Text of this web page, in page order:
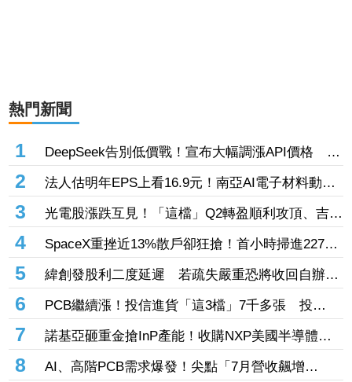
熱門新聞
1
DeepSeek告別低價戰！宣布大幅調漲API價格 AI
商業化邁入新階段
2
法人估明年EPS上看16.9元！南亞AI電子材料動能
強 投信卻撤出2.1億元逾2千張
3
光電股漲跌互見！「這檔」Q2轉盈順利攻頂、吉祥
全連拉2根 「這6檔」昨漲停今卻收黑
4
SpaceX重挫近13%散戶卻狂搶！首小時掃進2270
萬美元 9億股今解禁
5
緯創發股利二度延遲 若疏失嚴重恐將收回自辦股
務資格